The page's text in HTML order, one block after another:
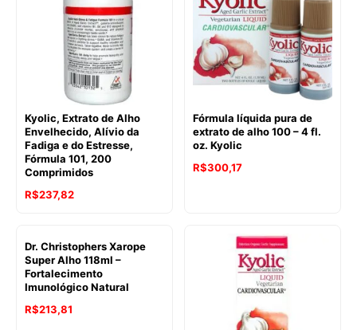
Kyolic, Extrato de Alho
Envelhecido, Alívio da
Fadiga e do Estresse,
Fórmula 101, 200
Comprimidos
R$237,82
Fórmula líquida pura de
extrato de alho 100 – 4 fl.
oz. Kyolic
R$300,17
Dr. Christophers Xarope
Super Alho 118ml –
Fortalecimento
Imunológico Natural
R$213,81